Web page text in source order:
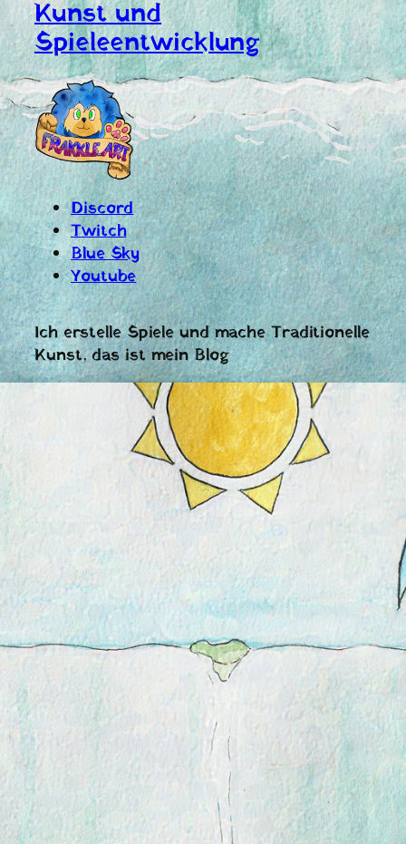
Kunst und
Spieleentwicklung
Discord
Twitch
Blue Sky
Youtube
Ich erstelle Spiele und mache Traditionelle
Kunst, das ist mein Blog